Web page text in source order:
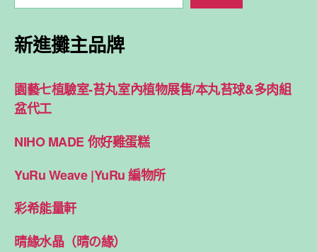
新進攤主品牌
園藝七植驗室-苔丸室內植物展售/本丸苔球&多肉組
盆代工
NIHO MADE 你好雞蛋糕
YuRu Weave |YuRu 編物所
彩希能量軒
晴緣水晶（晴の緣）